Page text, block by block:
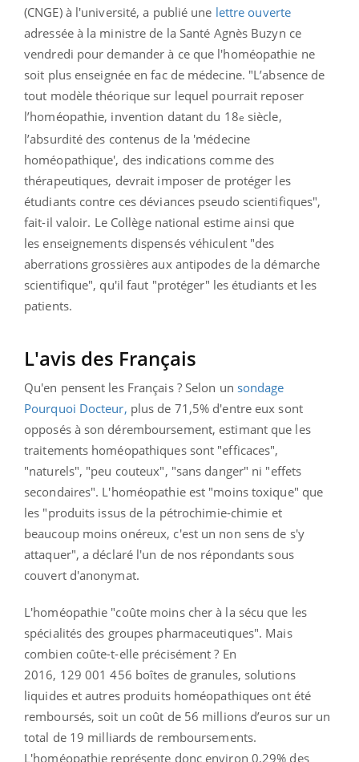
(CNGE)à l'université, a publié une lettre ouverte
adressée à la ministre de la Santé Agnès Buzyn ce
vendredi pour demander à ce que l'homéopathie ne
soit plus enseignée en fac de médecine. "L’absence de
tout modèle théorique sur lequel pourrait reposer
l’homéopathie, invention datant du 18e siècle,
l’absurdité des contenus de la 'médecine
homéopathique', des indications comme des
thérapeutiques, devrait imposer de protéger les
étudiants contre ces déviances pseudo scientifiques",
fait-il valoir. Le Collège national estime ainsi que
les enseignements dispensés véhiculent "des
aberrations grossières aux antipodes de la démarche
scientifique", qu'il faut "protéger" les étudiants et les
patients.
L'avis des Français
Qu'en pensent les Français ? Selon un sondage
Pourquoi Docteur, plus de 71,5% d'entre eux sont
opposés à son déremboursement, estimant que les
traitements homéopathiques sont "efficaces",
"naturels", "peu couteux", "sans danger" ni "effets
secondaires". L'homéopathie est "moins toxique" que
les "produits issus de la pétrochimie-chimie et
beaucoup moins onéreux, c'est un non sens de s'y
attaquer", a déclaré l'un de nos répondants sous
couvert d'anonymat.
L'homéopathie "coûte moins cher à la sécu que les
spécialités des groupes pharmaceutiques". Mais
combien coûte-t-elle précisément ? En
2016, 129 001 456 boîtes de granules, solutions
liquides et autres produits homéopathiques ont été
remboursés, soit un coût de 56 millions d’euros sur un
total de 19 milliards de remboursements.
L'homéopathie représente donc environ 0,29% des